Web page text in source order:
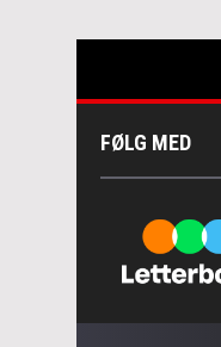
FØLG MED